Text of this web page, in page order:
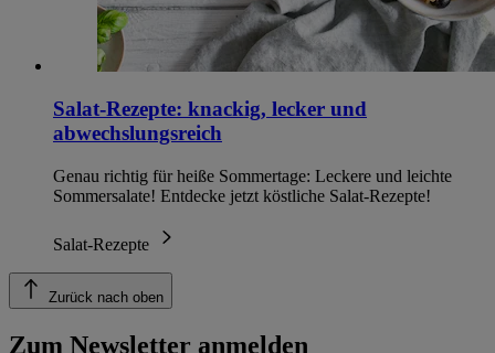
Salat-Rezepte: knackig, lecker und
abwechslungsreich
Genau richtig für heiße Sommertage: Leckere und leichte
Sommersalate! Entdecke jetzt köstliche Salat-Rezepte!
Salat-Rezepte
Zurück nach oben
Zum Newsletter anmelden